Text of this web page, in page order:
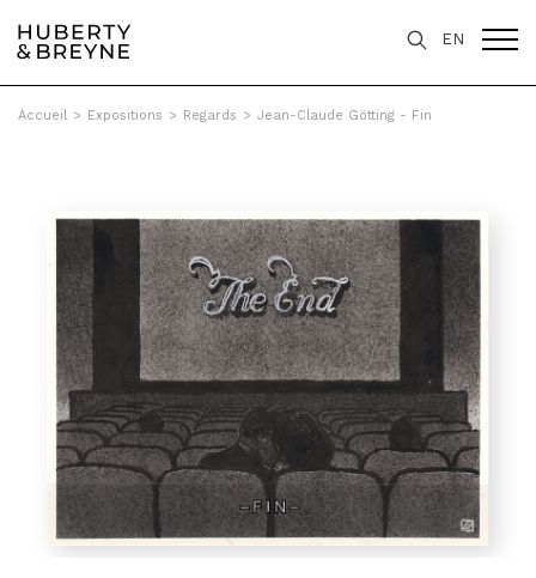
EN
Accueil > Expositions > Regards > Jean-Claude Götting - Fin